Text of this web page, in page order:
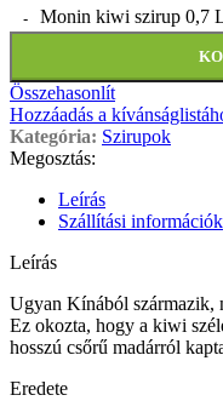
Monin kiwi szirup 0,7
Összehasonlít
Hozzáadás a
Kategória: Szirupok
Megosztás:
Leírás
Szállítási információk
Leírás
Ugyan Kínából származik,
Ez okozta, hogy a kiwi
hosszú csőrű madárról
Eredete